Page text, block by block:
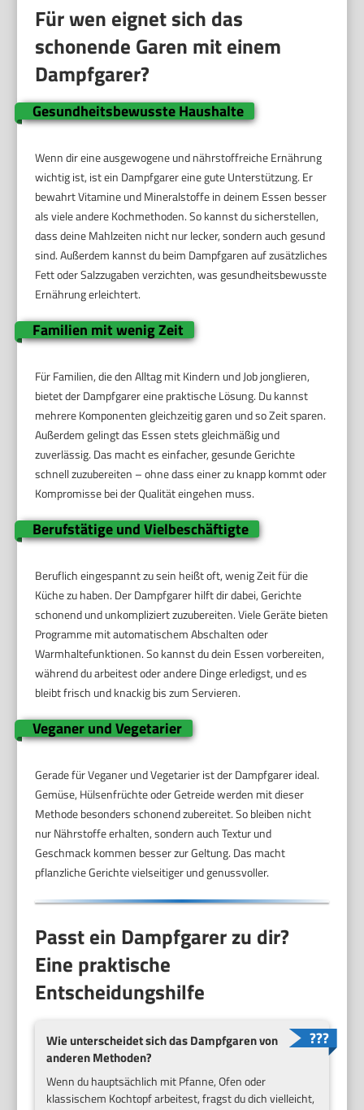
Für wen eignet sich das
schonende Garen mit einem
Dampfgarer?
Gesundheitsbewusste Haushalte
Wenn dir eine ausgewogene und nährstoffreiche Ernährung
wichtig ist, ist ein Dampfgarer eine gute Unterstützung. Er
bewahrt Vitamine und Mineralstoffe in deinem Essen besser
als viele andere Kochmethoden. So kannst du sicherstellen,
dass deine Mahlzeiten nicht nur lecker, sondern auch gesund
sind. Außerdem kannst du beim Dampfgaren auf zusätzliches
Fett oder Salzzugaben verzichten, was gesundheitsbewusste
Ernährung erleichtert.
Familien mit wenig Zeit
Für Familien, die den Alltag mit Kindern und Job jonglieren,
bietet der Dampfgarer eine praktische Lösung. Du kannst
mehrere Komponenten gleichzeitig garen und so Zeit sparen.
Außerdem gelingt das Essen stets gleichmäßig und
zuverlässig. Das macht es einfacher, gesunde Gerichte
schnell zuzubereiten – ohne dass einer zu knapp kommt oder
Kompromisse bei der Qualität eingehen muss.
Berufstätige und Vielbeschäftigte
Beruflich eingespannt zu sein heißt oft, wenig Zeit für die
Küche zu haben. Der Dampfgarer hilft dir dabei, Gerichte
schonend und unkompliziert zuzubereiten. Viele Geräte bieten
Programme mit automatischem Abschalten oder
Warmhaltefunktionen. So kannst du dein Essen vorbereiten,
während du arbeitest oder andere Dinge erledigst, und es
bleibt frisch und knackig bis zum Servieren.
Veganer und Vegetarier
Gerade für Veganer und Vegetarier ist der Dampfgarer ideal.
Gemüse, Hülsenfrüchte oder Getreide werden mit dieser
Methode besonders schonend zubereitet. So bleiben nicht
nur Nährstoffe erhalten, sondern auch Textur und
Geschmack kommen besser zur Geltung. Das macht
pflanzliche Gerichte vielseitiger und genussvoller.
Passt ein Dampfgarer zu dir?
Eine praktische
Entscheidungshilfe
Wie unterscheidet sich das Dampfgaren von
anderen Methoden?
Wenn du hauptsächlich mit Pfanne, Ofen oder
klassischem Kochtopf arbeitest, fragst du dich vielleicht,